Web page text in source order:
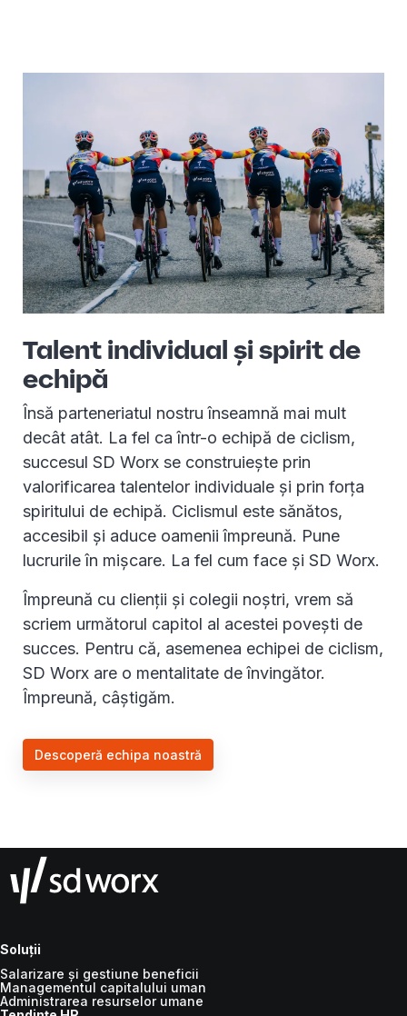
Talent individual și spirit de
echipă
Însă parteneriatul nostru înseamnă mai mult
decât atât. La fel ca într-o echipă de ciclism,
succesul SD Worx se construiește prin
valorificarea talentelor individuale și prin forța
spiritului de echipă. Ciclismul este sănătos,
accesibil și aduce oamenii împreună. Pune
lucrurile în mișcare. La fel cum face și SD Worx.
Împreună cu clienții și colegii noștri, vrem să
scriem următorul capitol al acestei povești de
succes. Pentru că, asemenea echipei de ciclism,
SD Worx are o mentalitate de învingător.
Împreună, câștigăm.
Descoperă echipa noastră
Soluții
Salarizare și gestiune beneficii
Managementul capitalului uman
Administrarea resurselor umane